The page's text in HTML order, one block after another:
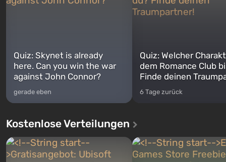
Quiz: Skynet is already
here. Can you win the war
against John Connor?
gerade eben
Quiz: Welcher
dem Romance Club
Finde deinen
6 Tage zurück
Kostenlose Verteilungen